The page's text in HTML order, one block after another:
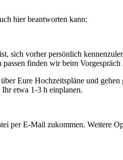
hier beantworten kann:
sich vorher persönlich
finden wir beim
Eure Hochzeitspläne und
etwa 1-3 h einplanen.
per E-Mail zukommen. Weitere